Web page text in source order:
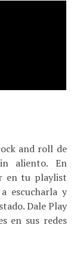
and roll de
aliento. En
en tu playlist
escucharla y
Dale Play
en sus redes